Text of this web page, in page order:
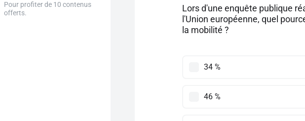
Pour profiter de 10 contenus
offerts.
Lors d'une enquête publique
l'Union européenne, quel
la mobilité ?
34 %
46 %